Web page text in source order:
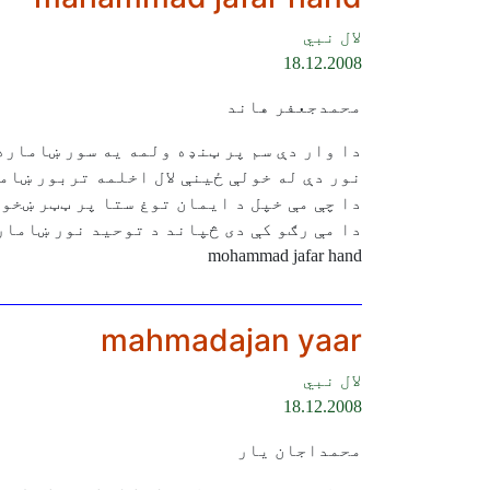
لال نبي
18.12.2008
محمدجعفر هاند
دا وار دې سم پر ټنډه ولمه يه سور
نور دې له خولې ځينې لال اخلمه تربور
دا چې مې خپل د ايمان توغ ستا پر ټټر
دا مې رګو كې دى څپاند د توحيد نور
mohammad jafar hand
mahmadajan yaar
لال نبي
18.12.2008
محمداجان يار